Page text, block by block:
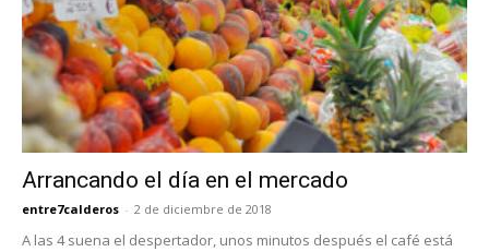
Arrancando el día en el mercado
entre7calderos - 2 de diciembre de 2018
A las 4 suena el despertador, unos minutos después el café está